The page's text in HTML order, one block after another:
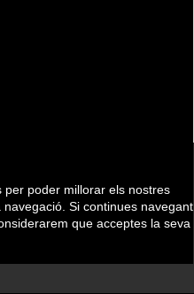
per poder millorar els nostres
Si continues navegant
que acceptes la seva